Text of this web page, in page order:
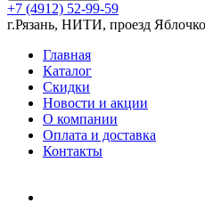
+7 (4912) 52-99-59
г.Рязань, НИТИ, проезд
Главная
Каталог
Скидки
Новости и акции
О компании
Оплата и доставка
Контакты